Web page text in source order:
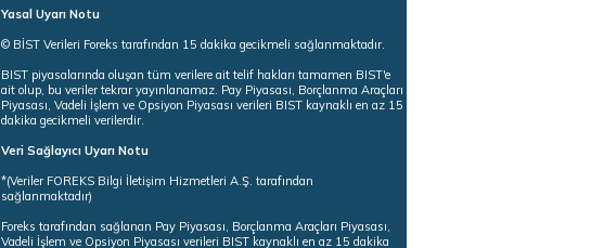
Yasal Uyarı Notu
© BİST Verileri Foreks tarafından 15 dakika gecikmeli sağlanmaktadır.
BIST piyasalarında oluşan tüm verilere ait telif hakları tamamen BIST'e
ait olup, bu veriler tekrar yayınlanamaz. Pay Piyasası, Borçlanma Araçları
Piyasası, Vadeli İşlem ve Opsiyon Piyasası verileri BIST kaynaklı en az 15
dakika gecikmeli verilerdir.
Veri Sağlayıcı Uyarı Notu
*(Veriler FOREKS Bilgi İletişim Hizmetleri A.Ş. tarafından
sağlanmaktadır)
Foreks tarafından sağlanan Pay Piyasası, Borçlanma Araçları Piyasası,
Vadeli İşlem ve Opsiyon Piyasası verileri BIST kaynaklı en az 15 dakika